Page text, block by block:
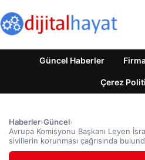
Güncel Haberler
Çerez
Haberler›Güncel›
Avrupa Komisyonu Başkanı Leyen
sivillerin korunması çağrısında